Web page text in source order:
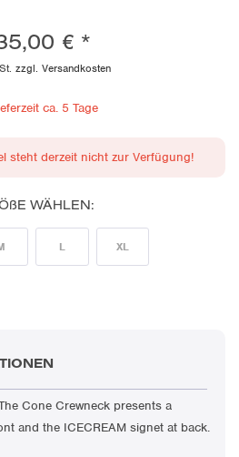
€ *
zzgl. Versandkosten
ca. 5 Tage
steht derzeit nicht zur Verfügung!
WÄHLEN:
L XL
Cone Crewneck presents a
and the ICECREAM signet at back.